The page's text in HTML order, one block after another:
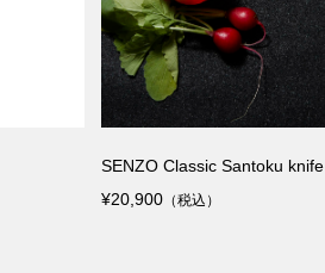
SENZO Classic Santoku knife
¥20,900 （税込）